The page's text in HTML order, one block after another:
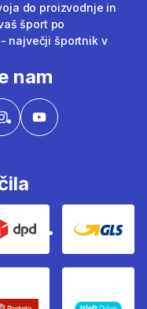
do proizvodnje in
šport po
- največji športnik v
nam
Dpd Gls